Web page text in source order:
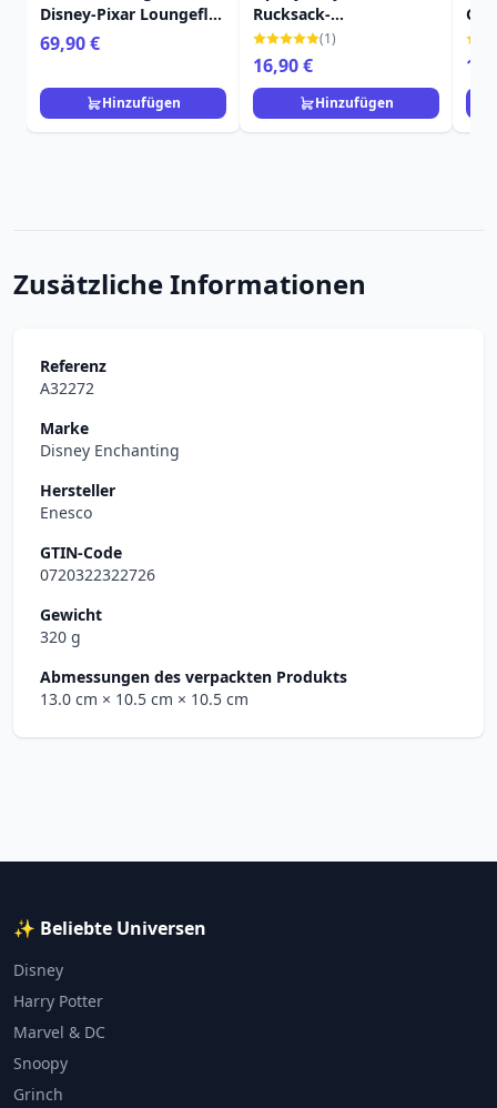
Disney-Pixar Loungefly
Up
69,90 €
Hinzufügen
Rucksack-
Schlüsselanhänger -
Disney-Pixar Loungefly
(1)
16,90 €
Hinzufügen
Zusätzliche Informationen
Referenz
A32272
Marke
Disney Enchanting
Hersteller
Enesco
GTIN-Code
0720322322726
Gewicht
320 g
Abmessungen des verpackten Produkts
13.0 cm × 10.5 cm × 10.5 cm
✨ Beliebte Universen
Disney
Harry Potter
Marvel & DC
Snoopy
Grinch